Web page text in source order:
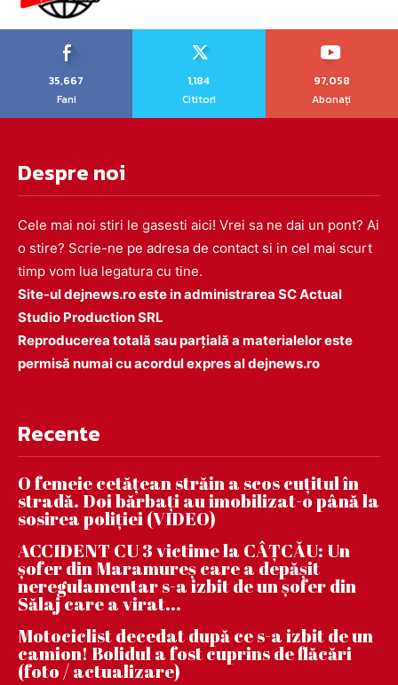
35,667
Fani
1,184
Cititori
97,058
Abonați
Despre noi
Cele mai noi stiri le gasesti aici! Vrei sa ne dai un pont? Ai
o stire? Scrie-ne pe adresa de contact si in cel mai scurt
timp vom lua legatura cu tine.
Site-ul dejnews.ro este in administrarea SC Actual
Studio Production SRL
Reproducerea totală sau parțială a materialelor este
permisă numai cu acordul expres al dejnews.ro
Recente
O femeie cetățean străin a scos cuțitul în
stradă. Doi bărbați au imobilizat-o până la
sosirea poliției (VIDEO)
ACCIDENT CU 3 victime la CÂȚCĂU: Un
șofer din Maramureș care a depășit
neregulamentar s-a izbit de un șofer din
Sălaj care a virat...
Motociclist decedat după ce s-a izbit de un
camion! Bolidul a fost cuprins de flăcări
(foto / actualizare)